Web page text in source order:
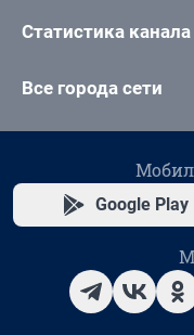
Статистика
Все города сети
Google Play